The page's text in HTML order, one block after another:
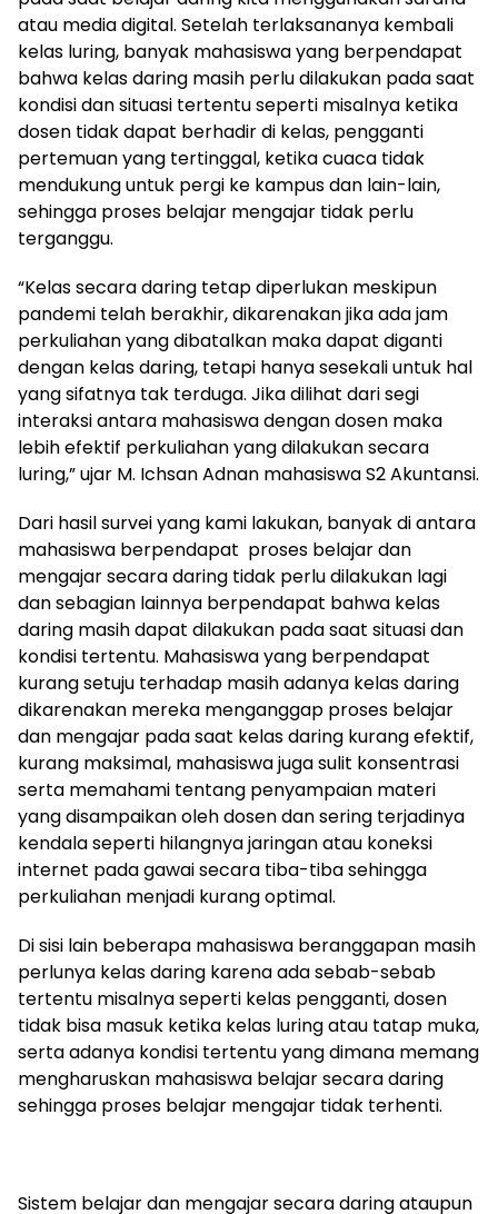
atau media digital. Setelah terlaksananya kembali
kelas luring, banyak mahasiswa yang berpendapat
bahwa kelas daring masih perlu dilakukan pada saat
kondisi dan situasi tertentu seperti misalnya ketika
dosen tidak dapat berhadir di kelas, pengganti
pertemuan yang tertinggal, ketika cuaca tidak
mendukung untuk pergi ke kampus dan lain-lain,
sehingga proses belajar mengajar tidak perlu
terganggu.
“Kelas secara daring tetap diperlukan meskipun
pandemi telah berakhir, dikarenakan jika ada jam
perkuliahan yang dibatalkan maka dapat diganti
dengan kelas daring, tetapi hanya sesekali untuk hal
yang sifatnya tak terduga. Jika dilihat dari segi
interaksi antara mahasiswa dengan dosen maka
lebih efektif perkuliahan yang dilakukan secara
luring,” ujar M. Ichsan Adnan mahasiswa S2 Akuntansi.
Dari hasil survei yang kami lakukan, banyak di antara
mahasiswa berpendapat proses belajar dan
mengajar secara daring tidak perlu dilakukan lagi
dan sebagian lainnya berpendapat bahwa kelas
daring masih dapat dilakukan pada saat situasi dan
kondisi tertentu. Mahasiswa yang berpendapat
kurang setuju terhadap masih adanya kelas daring
dikarenakan mereka menganggap proses belajar
dan mengajar pada saat kelas daring kurang efektif,
kurang maksimal, mahasiswa juga sulit konsentrasi
serta memahami tentang penyampaian materi
yang disampaikan oleh dosen dan sering terjadinya
kendala seperti hilangnya jaringan atau koneksi
internet pada gawai secara tiba-tiba sehingga
perkuliahan menjadi kurang optimal.
Di sisi lain beberapa mahasiswa beranggapan masih
perlunya kelas daring karena ada sebab-sebab
tertentu misalnya seperti kelas pengganti, dosen
tidak bisa masuk ketika kelas luring atau tatap muka,
serta adanya kondisi tertentu yang dimana memang
mengharuskan mahasiswa belajar secara daring
sehingga proses belajar mengajar tidak terhenti.
Sistem belajar dan mengajar secara daring ataupun